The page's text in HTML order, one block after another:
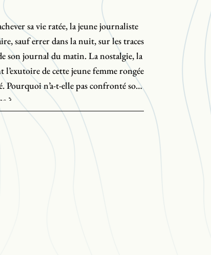
sa vie ratée, la jeune journaliste
sauf errer dans la nuit, sur les traces
son journal du matin. La nostalgie, la
de cette jeune femme rongée
Pourquoi n’a-t-elle pas confronté son
?